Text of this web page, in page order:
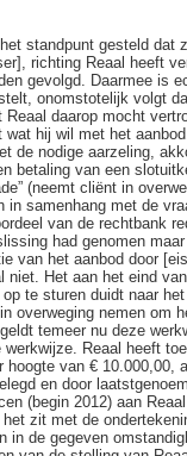
standpunt gesteld dat
richting Reaal heeft
gevolgd. Daarmee is
onomstotelijk volgt
Reaal daarop mocht
hij wil met het
de nodige aarzeling,
betaling van een
(neemt cliënt in
in samenhang met de
van de rechtbank
had genomen
van het aanbod door
niet. Het aan het eind
te sturen duidt naar
overweging nemen om
temeer nu deze
werkwijze. Reaal heeft
van € 10.000,00,
en door
(begin 2012) aan
zit met de
in de gegeven